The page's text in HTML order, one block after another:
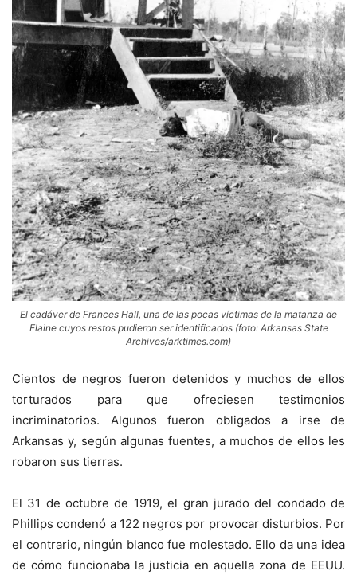
El cadáver de Frances Hall, una de las pocas víctimas de la matanza de
Elaine cuyos restos pudieron ser identificados (foto: Arkansas State
Archives/arktimes.com)
Cientos de negros fueron detenidos y muchos de ellos
torturados para que ofreciesen testimonios
incriminatorios. Algunos fueron obligados a irse de
Arkansas y, según algunas fuentes, a muchos de ellos les
robaron sus tierras.
El 31 de octubre de 1919, el gran jurado del condado de
Phillips condenó a 122 negros por provocar disturbios. Por
el contrario, ningún blanco fue molestado. Ello da una idea
de cómo funcionaba la justicia en aquella zona de EEUU.